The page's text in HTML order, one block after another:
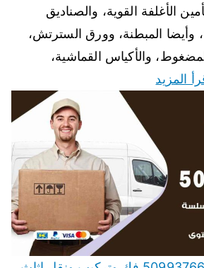
الأغلفة القوية، والصناديق
وأيضا المبطنة، وورق السترتش،
والأكياس القماشية،
المزيد